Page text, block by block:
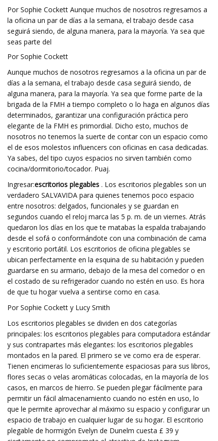
Por Sophie Cockett Aunque muchos de nosotros regresamos a
la oficina un par de días a la semana, el trabajo desde casa
seguirá siendo, de alguna manera, para la mayoría. Ya sea que
seas parte del
Por Sophie Cockett
Aunque muchos de nosotros regresamos a la oficina un par de
días a la semana, el trabajo desde casa seguirá siendo, de
alguna manera, para la mayoría. Ya sea que forme parte de la
brigada de la FMH a tiempo completo o lo haga en algunos días
determinados, garantizar una configuración práctica pero
elegante de la FMH es primordial. Dicho esto, muchos de
nosotros no tenemos la suerte de contar con un espacio como
el de esos molestos influencers con oficinas en casa dedicadas.
Ya sabes, del tipo cuyos espacios no sirven también como
cocina/dormitorio/tocador. Puaj.
Ingresar:escritorios plegables . Los escritorios plegables son un
verdadero SALVAVIDA para quienes tenemos poco espacio
entre nosotros: delgados, funcionales y se guardan en
segundos cuando el reloj marca las 5 p. m. de un viernes. Atrás
quedaron los días en los que te matabas la espalda trabajando
desde el sofá o conformándote con una combinación de cama
y escritorio portátil. Los escritorios de oficina plegables se
ubican perfectamente en la esquina de su habitación y pueden
guardarse en su armario, debajo de la mesa del comedor o en
el costado de su refrigerador cuando no estén en uso. Es hora
de que tu hogar vuelva a sentirse como en casa.
Por Sophie Cockett y Lucy Smith
Los escritorios plegables se dividen en dos categorías
principales: los escritorios plegables para computadora estándar
y sus contrapartes más elegantes: los escritorios plegables
montados en la pared. El primero se ve como era de esperar.
Tienen encimeras lo suficientemente espaciosas para sus libros,
flores secas o velas aromáticas colocadas, en la mayoría de los
casos, en marcos de hierro. Se pueden plegar fácilmente para
permitir un fácil almacenamiento cuando no estén en uso, lo
que le permite aprovechar al máximo su espacio y configurar un
espacio de trabajo en cualquier lugar de su hogar. El escritorio
plegable de hormigón Evelyn de Dunelm cuesta £ 39 y